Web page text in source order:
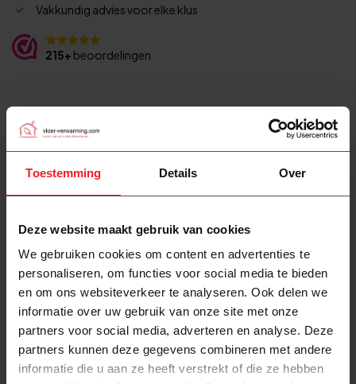
Toestemming Details Over
Deze website maakt gebruik van cookies
We gebruiken cookies om content en advertenties te
personaliseren, om functies voor social media te bieden
en om ons websiteverkeer te analyseren. Ook delen we
informatie over uw gebruik van onze site met onze
partners voor social media, adverteren en analyse. Deze
partners kunnen deze gegevens combineren met andere
informatie die u aan ze heeft verstrekt of die ze hebben
Vakkundig advies voor elke klus
215+ beoordelingen
Productomschrijving
Reviews
Specificaties
Instructievideo